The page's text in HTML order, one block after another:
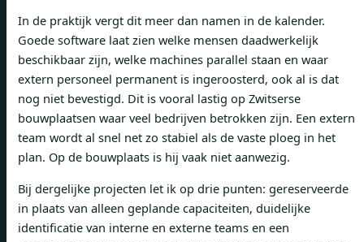
In de praktijk vergt dit meer dan namen in de kalender.
Goede software laat zien welke mensen daadwerkelijk
beschikbaar zijn, welke machines parallel staan ​​en waar
extern personeel permanent is ingeroosterd, ook al is dat
nog niet bevestigd. Dit is vooral lastig op Zwitserse
bouwplaatsen waar veel bedrijven betrokken zijn. Een extern
team wordt al snel net zo stabiel als de vaste ploeg in het
plan. Op de bouwplaats is hij vaak niet aanwezig.
Bij dergelijke projecten let ik op drie punten: gereserveerde
in plaats van alleen geplande capaciteiten, duidelijke
identificatie van interne en externe teams en een